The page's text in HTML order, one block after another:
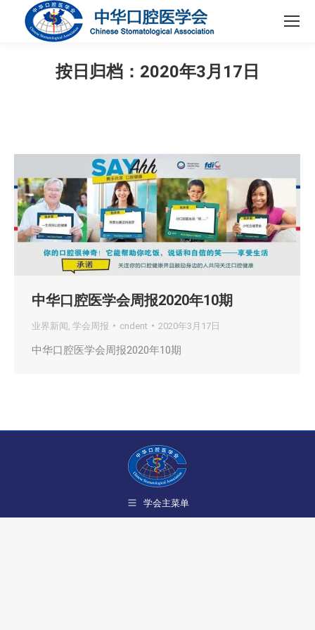
按日归档： 2020年3月17日
中华口腔医学会周报2020年10期
业界新闻 学会周报 cndent 2020年3月17日
中华口腔医学会周报2020年10期
学会主菜单